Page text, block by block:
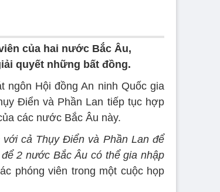
của hai nước Bắc Âu,
quyết những bất đồng.
ngôn Hội đồng An ninh Quốc gia
Điển và Phần Lan tiếp tục hợp
các nước Bắc Âu này.
cả Thụy Điển và Phần Lan để
2 nước Bắc Âu có thể gia nhập
phóng viên trong một cuộc họp